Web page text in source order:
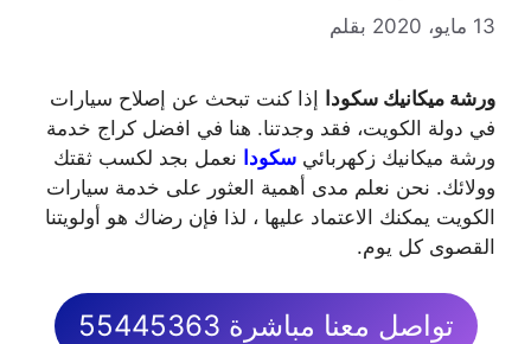
13 مايو، 2020 بقلم
ورشة ميكانيك سكودا
إذا كنت تبحث عن إصلاح سيارات
في دولة الكويت، فقد وجدتنا. هنا في افضل كراج خدمة
ورشة ميكانيك زكهربائي سكودا نعمل بجد لكسب ثقتك
وولائك. نحن نعلم مدى أهمية العثور على خدمة سيارات
الكويت يمكنك الاعتماد عليها ، لذا فإن رضاك ​​هو أولويتنا
القصوى كل يوم.
تواصل معنا مباشرة 55445363